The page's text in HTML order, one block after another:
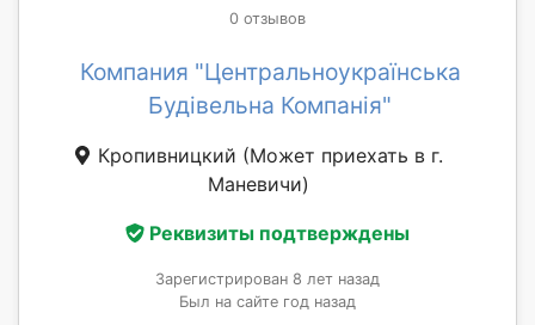
0 отзывов
Компания "Центральноукраїнська
Будівельна Компанія"
Кропивницкий (Может приехать в г.
Маневичи)
Реквизиты подтверждены
Зарегистрирован 8 лет назад
Был на сайте год назад